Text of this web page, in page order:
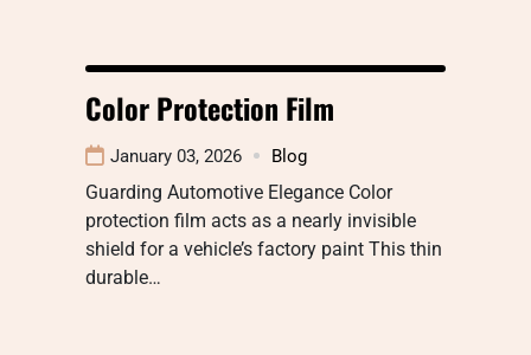
Color Protection Film
January 03, 2026 Blog
Guarding Automotive Elegance Color
protection film acts as a nearly invisible
shield for a vehicle’s factory paint This thin
durable…